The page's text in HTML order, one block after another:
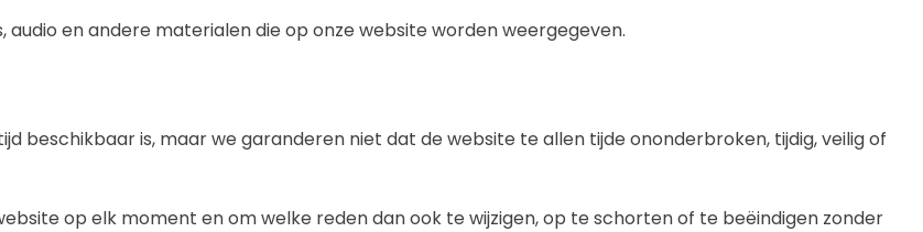
audio en andere materialen die op onze website worden weergegeven.
beschikbaar is, maar we garanderen niet dat de website te allen tijde ononderbroken, tijdig, veilig of
op elk moment en om welke reden dan ook te wijzigen, op te schorten of te beëindigen zonder